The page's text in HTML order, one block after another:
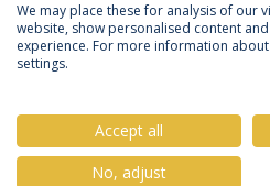
Política de Privacidade
We may place these for analysis of our
website, show personalised content
experience. For more information
settings.
Accept all
No, adjust